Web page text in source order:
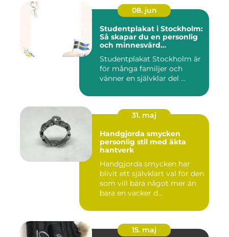
08. jun
Studentplakat i Stockholm:
Så skapar du en personlig
och minnesvärd
Studentplakat Stockholm är
för många familjer och
vänner en självklar del ...
31. maj
Handgjorda smycken
personlig stil med äkta
hantverk
Handgjorda smycken har
blivit ett självklart val för den
som vill bära något mer än
bara en vacker d...
15. maj